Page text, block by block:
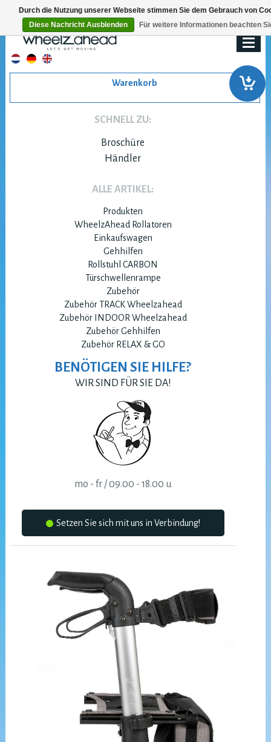
Warenkorb
SCHNELL ZU:
Broschüre
Händler
ALLE ARTIKEL:
Produkten
WheelzAhead Rollatoren
Einkaufswagen
Gehhilfen
Rollstuhl CARBON
Türschwellenrampe
Zubehör
Zubehör TRACK Wheelzahead
Zubehör INDOOR Wheelzahead
Zubehör Gehhilfen
Zubehör RELAX & GO
BENÖTIGEN SIE HILFE?
WIR SIND FÜR SIE DA!
mo - fr / 09.00 - 18.00 u
Setzen Sie sich mit uns in Verbindung!
Durch die Nutzung unserer Webseite stimmen Sie dem Gebrauch von
Diese Nachricht Ausblenden
Für weitere Informationen beachten